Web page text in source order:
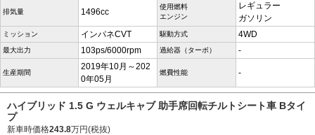
排気量 1496cc
使用燃料
エンジン
レギュラー
ガソリン
ミッション インパネCVT 駆動方式 4WD
最大出力 103ps/6000rpm 過給器（ターボ） -
生産期間
2019年10月～202
0年05月
燃費性能 -
ハイブリッド 1.5 G ウェルキャブ 助手席回転チルトシート車 Bタイ
プ
新車時価格243.8万円(税抜)